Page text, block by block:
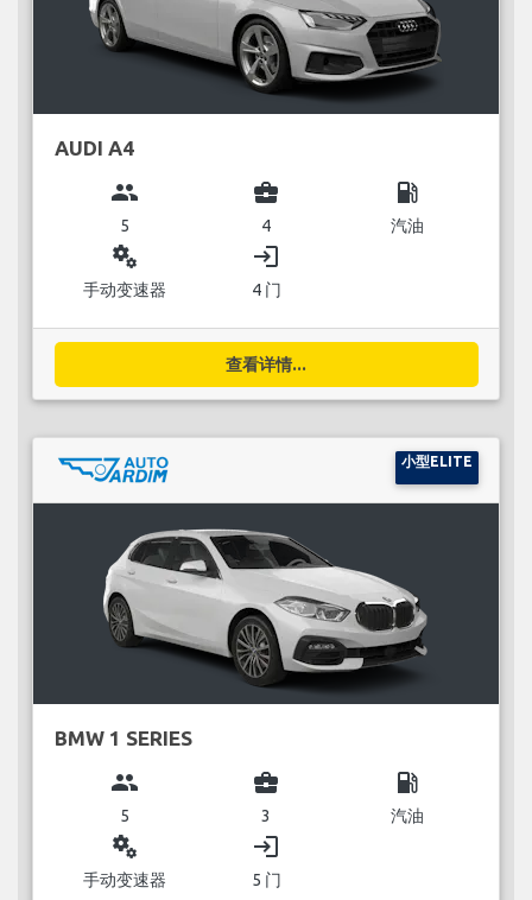
AUDI A4
group
5
business_center
4
local_gas_station
汽油
miscellaneous_services
手动变速器
login
4 门
查看详情...
小型ELITE
BMW 1 SERIES
group
5
business_center
3
local_gas_station
汽油
miscellaneous_services
手动变速器
login
5 门